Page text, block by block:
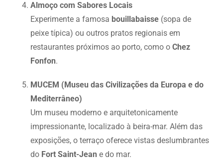
Almoço com Sabores Locais
Experimente a famosa bouillabaisse (sopa de
peixe típica) ou outros pratos regionais em
restaurantes próximos ao porto, como o Chez
Fonfon.
MUCEM (Museu das Civilizações da Europa e do
Mediterrâneo)
Um museu moderno e arquitetonicamente
impressionante, localizado à beira-mar. Além das
exposições, o terraço oferece vistas deslumbrantes
do Fort Saint-Jean e do mar.